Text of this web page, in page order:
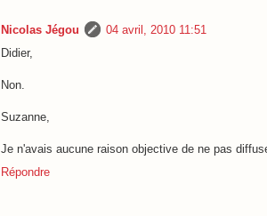
Nicolas Jégou
04 avril, 2010 11:51
Didier,
Non.
Suzanne,
Je n'avais aucune raison objective de ne pas
Répondre